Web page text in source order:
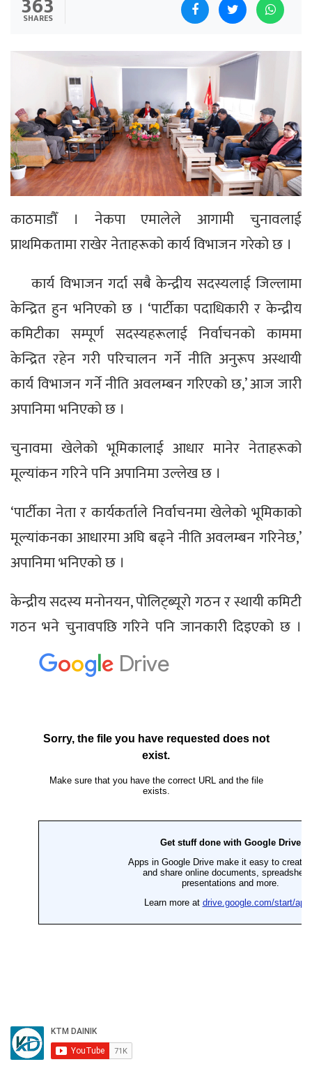
SHARES
काठमाडौँ । नेकपा एमालेले आगामी चुनावलाई
प्राथमिकतामा राखेर नेताहरूको कार्य विभाजन गरेको छ ।
कार्य विभाजन गर्दा सबै केन्द्रीय सदस्यलाई जिल्लामा
केन्द्रित हुन भनिएको छ । ‘पार्टीका पदाधिकारी र केन्द्रीय
कमिटीका सम्पूर्ण सदस्यहरूलाई निर्वाचनको काममा
केन्द्रित रहेन गरी परिचालन गर्ने नीति अनुरूप अस्थायी
कार्य विभाजन गर्ने नीति अवलम्बन गरिएको छ,’ आज जारी
अपानिमा भनिएको छ ।
चुनावमा खेलेको भूमिकालाई आधार मानेर नेताहरूको
मूल्यांकन गरिने पनि अपानिमा उल्लेख छ ।
‘पार्टीका नेता र कार्यकर्ताले निर्वाचनमा खेलेको भूमिकाको
मूल्यांकनका आधारमा अघि बढ्ने नीति अवलम्बन गरिनेछ,’
अपानिमा भनिएको छ ।
केन्द्रीय सदस्य मनोनयन, पोलिट्ब्यूरो गठन र स्थायी कमिटी
गठन भने चुनावपछि गरिने पनि जानकारी दिइएको छ ।